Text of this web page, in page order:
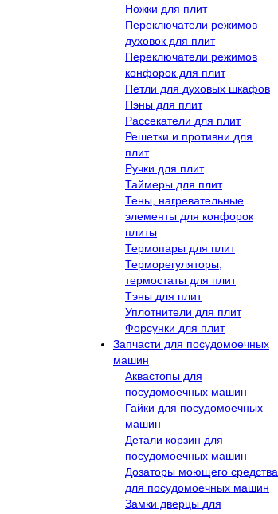
Ножки для плит
Переключатели режимов
духовок для плит
Переключатели режимов
конфорок для плит
Петли для духовых шкафов
Пэны для плит
Рассекатели для плит
Решетки и противни для
плит
Ручки для плит
Таймеры для плит
Тены, нагревательные
элементы для конфорок
плиты
Термопары для плит
Терморегуляторы,
термостаты для плит
Тэны для плит
Уплотнители для плит
Форсунки для плит
Запчасти для посудомоечных
машин
Аквастопы для
посудомоечных машин
Гайки для посудомоечных
машин
Детали корзин для
посудомоечных машин
Дозаторы моющего средства
для посудомоечных машин
Замки дверцы для